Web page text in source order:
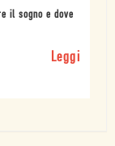
il sogno e dove
Leggi